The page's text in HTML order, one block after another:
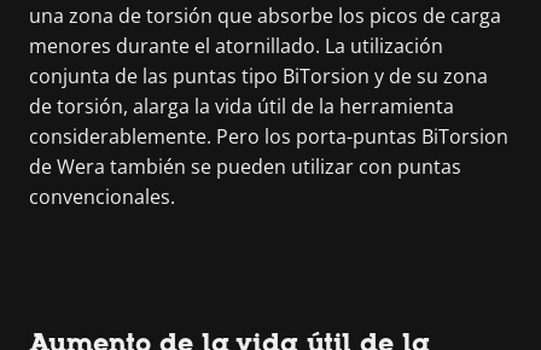
una zona de torsión que absorbe los picos de carga
menores durante el atornillado. La utilización
conjunta de las puntas tipo BiTorsion y de su zona
de torsión, alarga la vida útil de la herramienta
considerablemente. Pero los porta-puntas BiTorsion
de Wera también se pueden utilizar con puntas
convencionales.
Aumento de la vida útil de la